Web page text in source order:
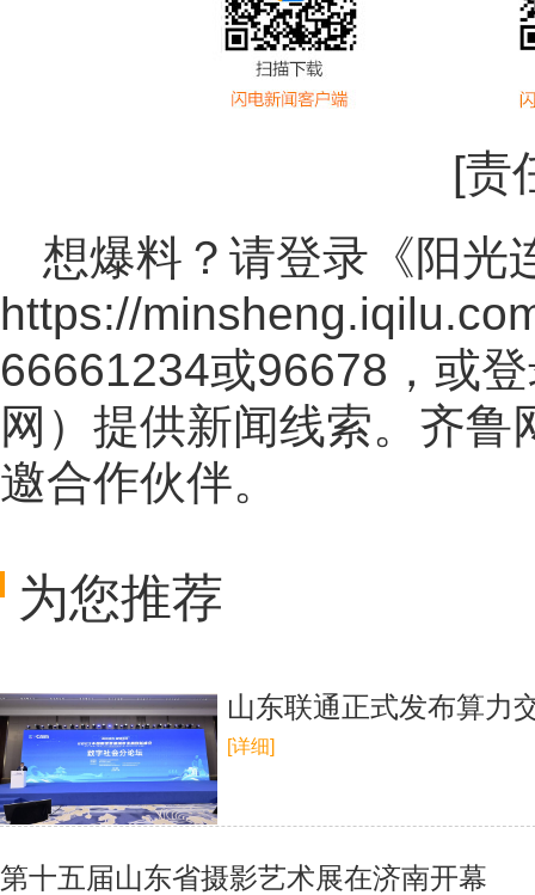
[责
想爆料？请登录《阳光
https://
66661234或96678，或
网 ）提供新闻线索。齐鲁
邀合作伙伴。
为您推荐
山东联通正式发布算力
[详细]
第十五届山东省摄影艺术展在济南开幕